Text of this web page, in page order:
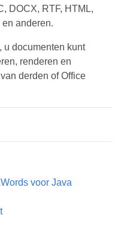
DOCX, RTF, HTML,
anderen.
u documenten kunt
renderen en
derden of Office
voor Java